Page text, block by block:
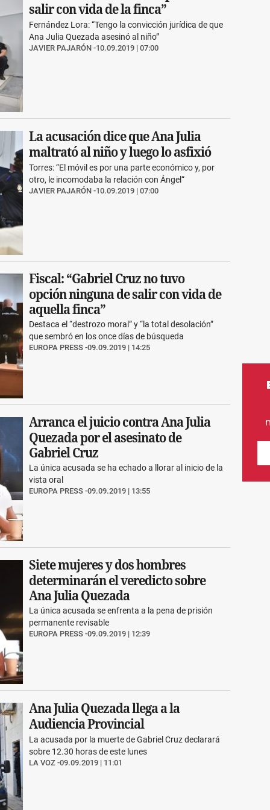
salir con vida de la finca”
JAVIER PAJARÓN 10.09.2019 | 07:00
Fernández Lora: “Tengo la convicción jurídica de que
Ana Julia Quezada asesinó al niño”
La acusación dice que Ana Julia
maltrató al niño y luego lo asfixió
JAVIER PAJARÓN 10.09.2019 | 07:00
Torres: “El móvil es por una parte económico y, por
otro, le incomodaba la relación con Ángel“
Fiscal: “Gabriel Cruz no tuvo
opción ninguna de salir con vida de
aquella finca”
EUROPA PRESS 09.09.2019 | 14:25
Destaca el “destrozo moral” y “la total desolación”
que sembró en los once días de búsqueda
Arranca el juicio contra Ana Julia
Quezada por el asesinato de
Gabriel Cruz
EUROPA PRESS 09.09.2019 | 13:55
La única acusada se ha echado a llorar al inicio de la
vista oral
Siete mujeres y dos hombres
determinarán el veredicto sobre
Ana Julia Quezada
EUROPA PRESS 09.09.2019 | 12:39
La única acusada se enfrenta a la pena de prisión
permanente revisable
Ana Julia Quezada llega a la
Audiencia Provincial
LA VOZ 09.09.2019 | 11:01
La acusada por la muerte de Gabriel Cruz declarará
sobre 12.30 horas de este lunes